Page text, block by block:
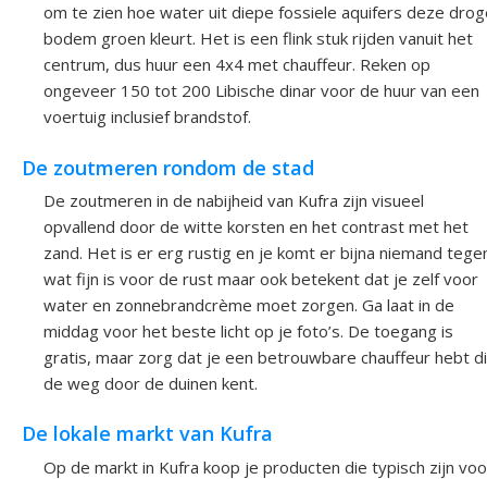
om te zien hoe water uit diepe fossiele aquifers deze
bodem groen kleurt. Het is een flink stuk rijden vanuit het
centrum, dus huur een 4x4 met chauffeur. Reken op
ongeveer 150 tot 200 Libische dinar voor de huur van een
voertuig inclusief brandstof.
De zoutmeren rondom de stad
De zoutmeren in de nabijheid van Kufra zijn visueel
opvallend door de witte korsten en het contrast met het
zand. Het is er erg rustig en je komt er bijna niemand
wat fijn is voor de rust maar ook betekent dat je zelf voor
water en zonnebrandcrème moet zorgen. Ga laat in de
middag voor het beste licht op je foto’s. De toegang is
gratis, maar zorg dat je een betrouwbare chauffeur hebt
de weg door de duinen kent.
De lokale markt van Kufra
Op de markt in Kufra koop je producten die typisch zijn